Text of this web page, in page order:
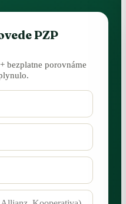
PZP
bezplatne porovnáme